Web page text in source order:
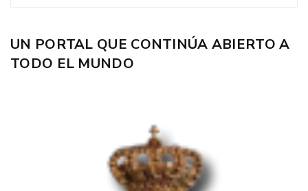
UN PORTAL QUE CONTINÚA ABIERTO A
TODO EL MUNDO